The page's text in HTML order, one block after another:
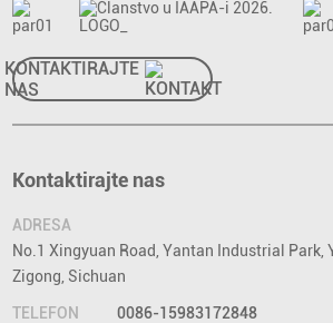
KONTAKTIRAJTE
NAS
Kontaktirajte nas
ADRESA
No.1 Xingyuan Road, Yantan Industrial Park,
Zigong, Sichuan
TELEFON
0086-15983172848